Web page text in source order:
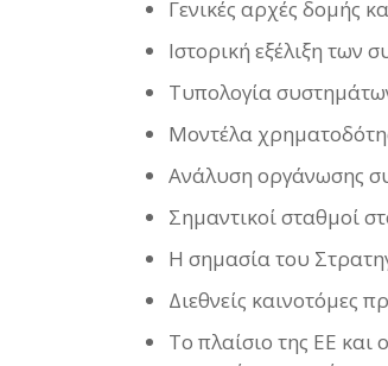
Γενικές αρχές δομής
Ιστορική εξέλιξη των
Τυπολογία
Μοντέλα
Ανάλυση οργάνωσης
Σημαντικοί σταθμοί
Η σημασία του
Διεθνείς καινοτόμες
Το πλαίσιο της ΕΕ και